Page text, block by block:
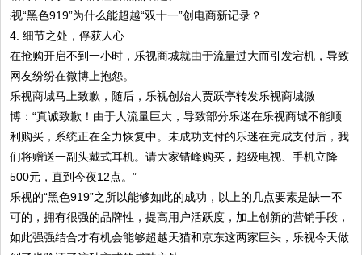
4. 细节之处，俘获人心
在抢购开启不到一小时，乐视商城就由于流量过大而引发宕机，导致
网友纷纷在微博上抱怨。
乐视商城马上致歉，随后，乐视创始人贾跃亭转发乐视商城微
博：“真诚致歉！由于人流量巨大，导致部分乐迷在乐视商城不能顺
利购买，系统正在全力恢复中。未成功支付的乐迷在完成支付后，我
们将赠送一副头戴式耳机。请大家错峰购买，超级电视、手机立降
500元，直到今夜12点。”
乐视的“黑色919”之所以能够如此的成功，以上的几点要素是缺一不
可的，拥有很强的品牌性，提高用户活跃度，加上创新的营销手段，
如此强强结合才有机会能够超越天猫和京东这两家巨头，乐视今天做